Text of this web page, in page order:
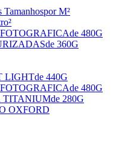
Tamanhospor M²
de 480G
de 360G
LIGHTde 440G
de 480G
TITANIUMde 280G
OXFORD